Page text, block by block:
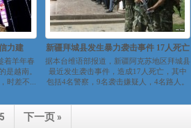
力建
着羊年春
是越南。
时差不...
新疆拜城县发生暴力袭击事件 17人死亡
据本台维语部报道，新疆阿克苏地区拜城县
最近发生袭击事件，造成17人死亡，其中
包括4名警察，9名袭击嫌疑人，4名路人。
5 下一页 »